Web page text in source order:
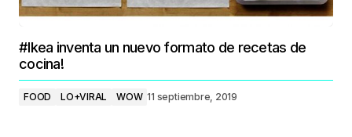
#Ikea inventa un nuevo formato de recetas de
cocina!
FOOD LO+VIRAL WOW 11 septiembre, 2019